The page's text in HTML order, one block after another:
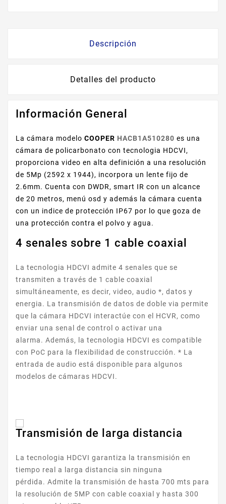
Descripción
Detalles del producto
Información General
La cámara modelo COOPER HACB1A510280 es una
cámara de policarbonato con tecnologia HDCVI,
proporciona video en alta definición a una resolución
de 5Mp (2592 x 1944), incorpora un lente fijo de
2.6mm. Cuenta con DWDR, smart IR con un alcance
de 20 metros, menú osd y además la cámara cuenta
con un indice de protección IP67 por lo que goza de
una protección contra el polvo y agua.
4 senales sobre 1 cable coaxial
La tecnologia HDCVI admite 4 senales que se
transmiten a través de 1 cable coaxial
simultáneamente, es decir, video, audio *, datos y
energia. La transmisión de datos de doble via permite
que la cámara HDCVI interactúe con el HCVR, como
enviar una senal de control o activar una
alarma. Además, la tecnologia HDCVI es compatible
con PoC para la flexibilidad de construcción. * La
entrada de audio está disponible para algunos
modelos de cámaras HDCVI.
Transmisión de larga distancia
La tecnologia HDCVI garantiza la transmisión en
tiempo real a larga distancia sin ninguna
pérdida. Admite la transmisión de hasta 700 mts para
la resolución de 5MP con cable coaxial y hasta 300